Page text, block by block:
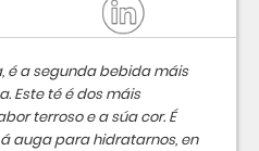
é a segunda bebida máis
Este té é dos máis
terroso e a súa cor. É
auga para hidratarnos, en